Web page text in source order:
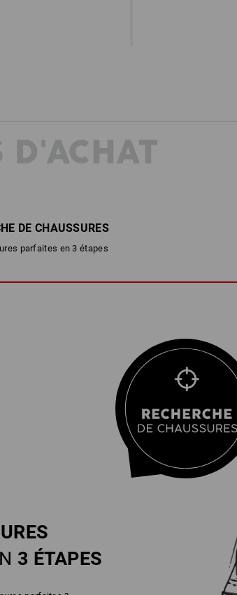
D'ACHAT
DE CHAUSSURES
parfaites en 3 étapes
3 ÉTAPES